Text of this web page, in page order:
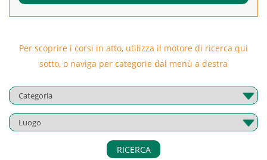
Per scoprire i corsi in atto, utilizza il motore di ricerca qui
sotto, o naviga per categorie dal menù a destra
RICERCA